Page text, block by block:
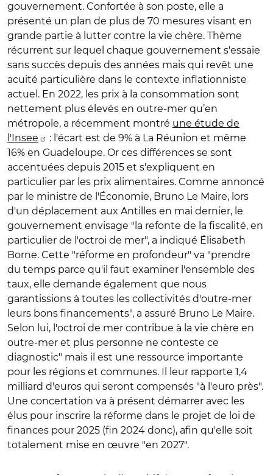
gouvernement. Confortée à son poste, elle a
présenté un plan de plus de 70 mesures visant en
grande partie à lutter contre la vie chère. Thème
récurrent sur lequel chaque gouvernement s'essaie
sans succès depuis des années mais qui revêt une
acuité particulière dans le contexte inflationniste
actuel. En 2022, les prix à la consommation sont
nettement plus élevés en outre-mer qu’en
métropole, a récemment montré une étude de
l'Insee
: l'écart est de 9% à La Réunion et même
16% en Guadeloupe. Or ces différences se sont
accentuées depuis 2015 et s'expliquent en
particulier par les prix alimentaires. Comme annoncé
par le ministre de l'Économie, Bruno Le Maire, lors
d'un déplacement aux Antilles en mai dernier, le
gouvernement envisage "la refonte de la fiscalité, en
particulier de l'octroi de mer", a indiqué Élisabeth
Borne. Cette "réforme en profondeur" va "prendre
du temps parce qu'il faut examiner l'ensemble des
taux, elle demande également que nous
garantissions à toutes les collectivités d'outre-mer
leurs bons financements", a assuré Bruno Le Maire.
Selon lui, l'octroi de mer contribue à la vie chère en
outre-mer et plus personne ne conteste ce
diagnostic" mais il est une ressource importante
pour les régions et communes. Il leur rapporte 1,4
milliard d'euros qui seront compensés "à l'euro près".
Une concertation va à présent démarrer avec les
élus pour inscrire la réforme dans le projet de loi de
finances pour 2025 (fin 2024 donc), afin qu'elle soit
totalement mise en œuvre "en 2027".